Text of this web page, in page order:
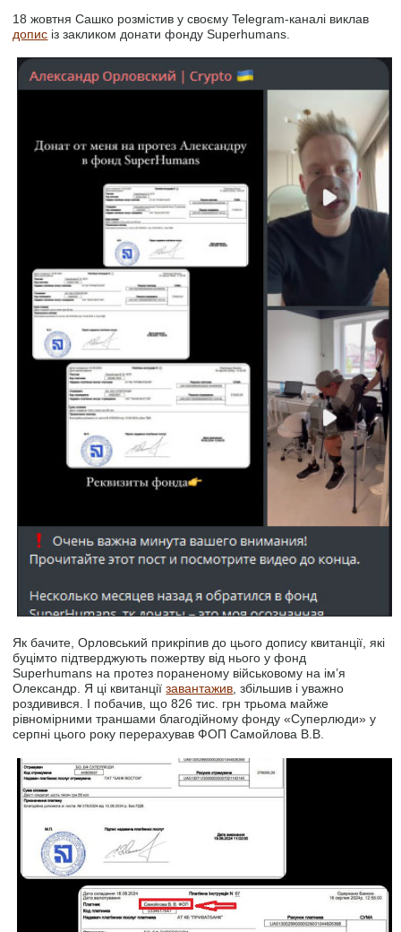
18 жовтня Сашко розмістив у своєму Telegram-каналі виклав
допис із закликом донати фонду Superhumans.
Як бачите, Орловський прикріпив до цього допису квитанції, які
буцімто підтверджують пожертву від нього у фонд
Superhumans на протез пораненому військовому на ім’я
Олександр. Я ці квитанціїзавантажив, збільшив і уважно
роздивився. І побачив, що 826 тис. грн трьома майже
рівномірними траншами благодійному фонду «Суперлюди» у
серпні цього року перерахував ФОП Самойлова В.В.